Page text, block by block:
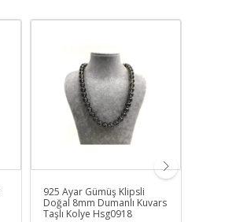
925 Ayar Gümüş Klipsli
Doğal 8mm Dumanlı Kuvars
Taşlı Kolye Hsg0918